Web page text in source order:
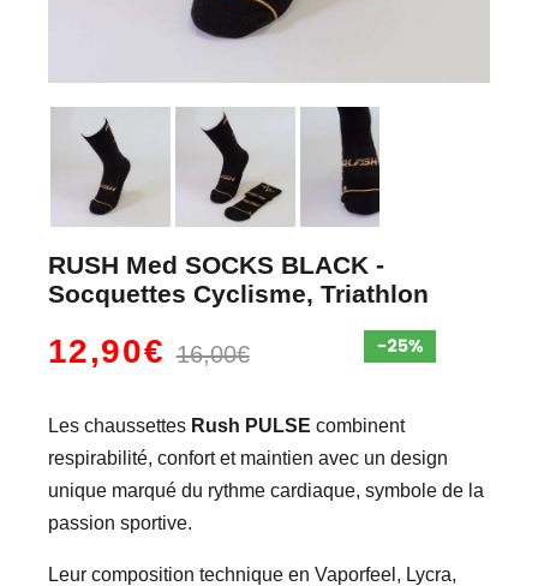
RUSH Med SOCKS BLACK -
Socquettes Cyclisme, Triathlon
12,90€16,00€
Les chaussettes Rush PULSE combinent
respirabilité, confort et maintien avec un design
unique marqué du rythme cardiaque, symbole de la
passion sportive.
Leur composition technique en Vaporfeel, Lycra,